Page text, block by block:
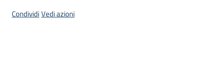
su
CondividiVedi azioni